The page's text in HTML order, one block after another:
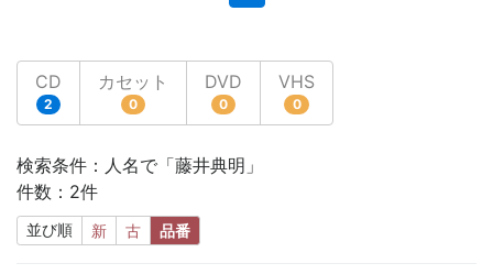
CD
2
カセット
0
DVD
0
VHS
0
検索条件：人名で「藤井典明」
件数：2件
並び順 新 古 品番